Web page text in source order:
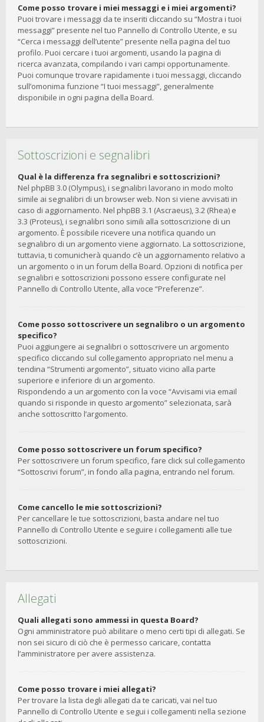
Come posso trovare i miei messaggi e i miei argomenti?
Puoi trovare i messaggi da te inseriti cliccando su “Mostra i tuoi
messaggi” presente nel tuo Pannello di Controllo Utente, e su
“Cerca i messaggi dell’utente” presente nella pagina del tuo
profilo. Puoi cercare i tuoi argomenti, usando la pagina di
ricerca avanzata, compilando i vari campi opportunamente.
Puoi comunque trovare rapidamente i tuoi messaggi, cliccando
sull’omonima funzione “I tuoi messaggi”, generalmente
disponibile in ogni pagina della Board.
Sottoscrizioni e segnalibri
Qual è la differenza fra segnalibri e sottoscrizioni?
Nel phpBB 3.0 (Olympus), i segnalibri lavorano in modo molto
simile ai segnalibri di un browser web. Non si viene avvisati in
caso di aggiornamento. Nel phpBB 3.1 (Ascraeus), 3.2 (Rhea) e
3.3 (Proteus), i segnalibri sono simili alla sottoscrizione di un
argomento. È possibile ricevere una notifica quando un
segnalibro di un argomento viene aggiornato. La sottoscrizione,
tuttavia, ti comunicherà quando c’è un aggiornamento relativo a
un argomento o in un forum della Board. Opzioni di notifica per
segnalibri e sottoscrizioni possono essere configurate nel
Pannello di Controllo Utente, alla voce “Preferenze”.
Come posso sottoscrivere un segnalibro o un argomento
specifico?
Puoi aggiungere ai segnalibri o sottoscrivere un argomento
specifico cliccando sul collegamento appropriato nel menu a
tendina “Strumenti argomento”, situato vicino alla parte
superiore e inferiore di un argomento.
Rispondendo a un argomento con la voce “Avvisami via email
quando si risponde in questo argomento” selezionata, sarà
anche sottoscritto l’argomento.
Come posso sottoscrivere un forum specifico?
Per sottoscrivere un forum specifico, fare click sul collegamento
“Sottoscrivi forum”, in fondo alla pagina, entrando nel forum.
Come cancello le mie sottoscrizioni?
Per cancellare le tue sottoscrizioni, basta andare nel tuo
Pannello di Controllo Utente e seguire i collegamenti alle tue
sottoscrizioni.
Allegati
Quali allegati sono ammessi in questa Board?
Ogni amministratore può abilitare o meno certi tipi di allegati. Se
non sei sicuro di ciò che è permesso caricare, contatta
l’amministratore per avere assistenza.
Come posso trovare i miei allegati?
Per trovare la lista degli allegati da te caricati, vai nel tuo
Pannello di Controllo Utente e segui i collegamenti nella sezione